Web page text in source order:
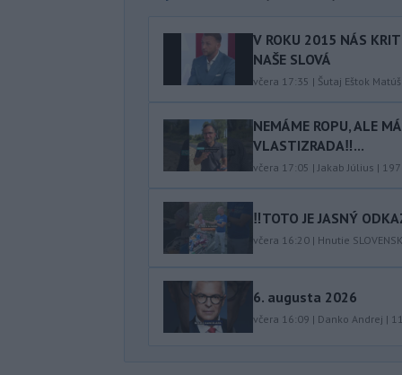
V ROKU 2015 NÁS
NAŠE SLOVÁ
včera 17:35 | Šutaj Eštok Matúš
NEMÁME ROPU, ALE
VLASTIZRADA‼️...
včera 17:05 | Jakab Július |
‼️TOTO JE JASNÝ
včera 16:20 | Hnutie
6. augusta 2026
včera 16:09 | Danko Andrej |